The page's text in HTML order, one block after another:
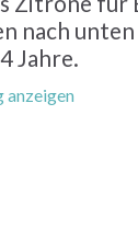
nach
Jahre.
anzeigen